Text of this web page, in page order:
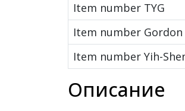
Item number TYG
Item number Gordon
Item number Yih-
Описание